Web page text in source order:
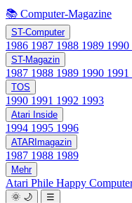
📚 Computer-Magazine
ST-Computer
1986 1987 1988 1989 1990
ST-Magazin
1987 1988 1989 1990 1991
TOS
1990 1991 1992 1993
Atari Inside
1994 1995 1996
ATARImagazin
1987 1988 1989
Mehr
Atari Phile Happy
🌞 🌙
☰